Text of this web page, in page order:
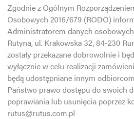
Zgodnie z Ogólnym
Osobowych 2016/679 (RODO)
Administratorem danych
Rutyna, ul. Krakowska 32, 84-230
zostały przekazane dobrowolnie i
wyłącznie w celu realizacji
będą udostępniane innym
Państwo prawo dostępu do swoich
poprawiania lub usunięcia poprzez
rutus@rutus.com.pl